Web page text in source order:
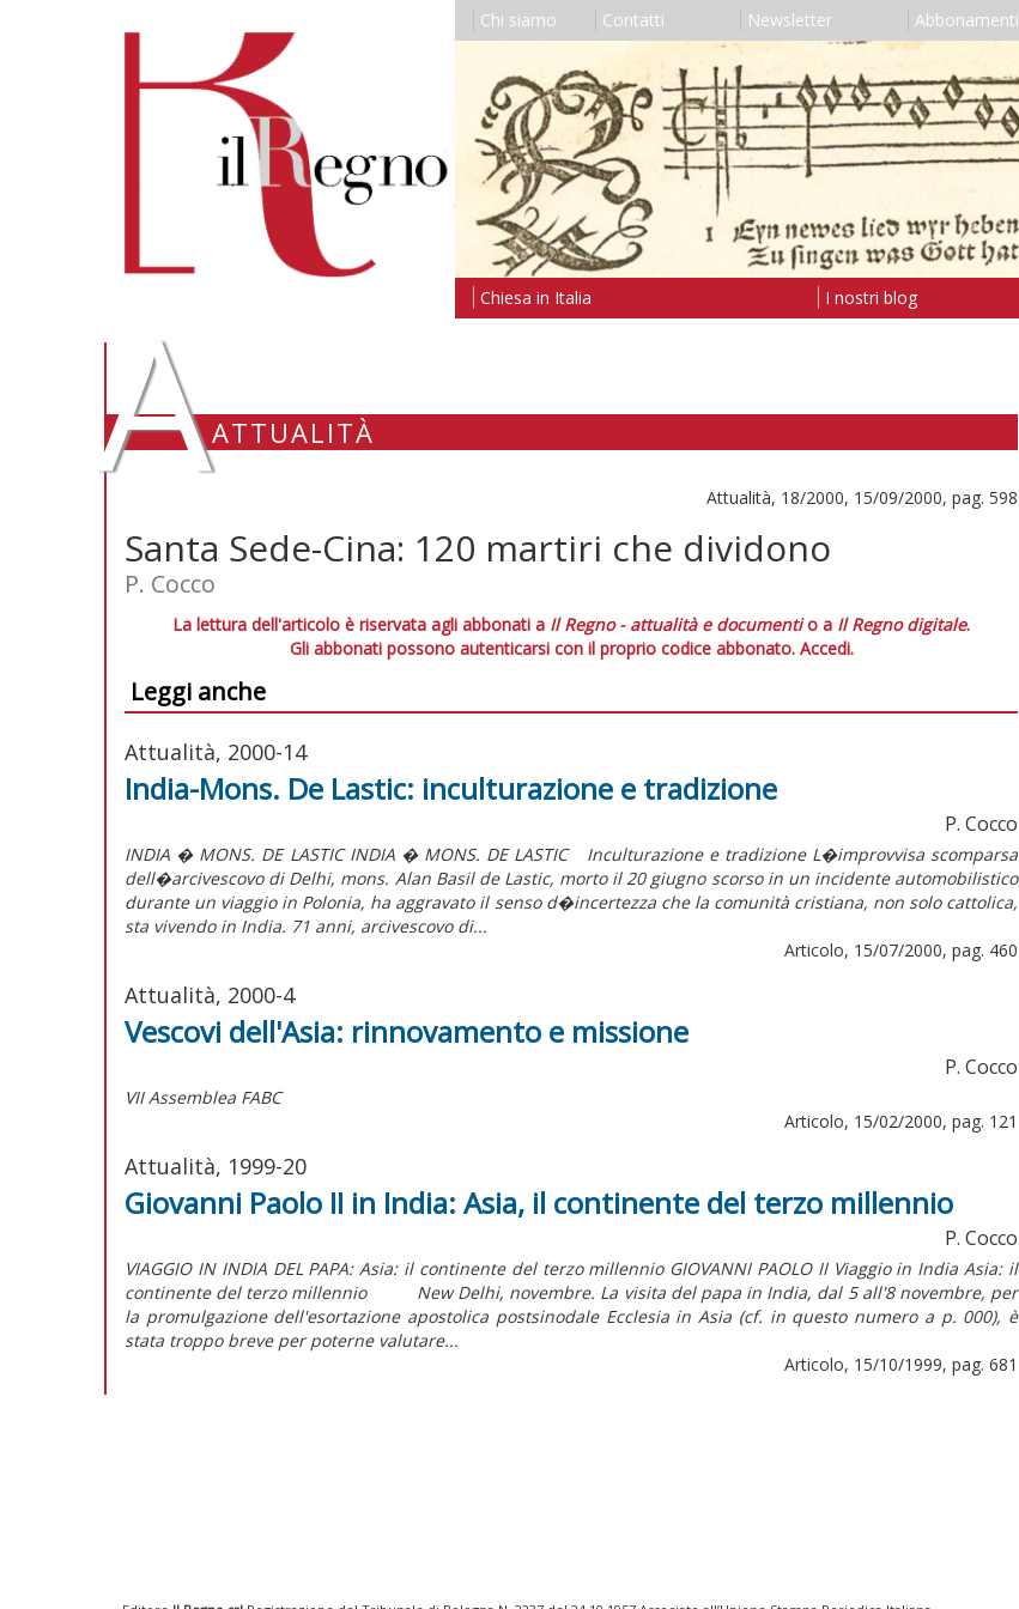
Chi siamo Contatti Newsletter Abbonamenti
Chiesa in Italia I nostri blog
AATTUALITÀ
Attualità, 18/2000, 15/09/2000, pag. 598
Santa Sede-Cina: 120 martiri che dividono
P. Cocco
La lettura dell'articolo è riservata agli abbonati a Il Regno - attualità e documentio a Il Regno digitale.
Gli abbonati possono autenticarsi con il proprio codice abbonato. Accedi.
Leggi anche
Attualità, 2000-14
India-Mons. De Lastic: inculturazione e tradizione
P. Cocco
INDIA � MONS. DE LASTIC INDIA � MONS. DE LASTIC Inculturazione e tradizione L�improvvisa scomparsa
dell�arcivescovo di Delhi, mons. Alan Basil de Lastic, morto il 20 giugno scorso in un incidente automobilistico
durante un viaggio in Polonia, ha aggravato il senso d�incertezza che la comunità cristiana, non solo cattolica,
sta vivendo in India. 71 anni, arcivescovo di...
Articolo, 15/07/2000, pag. 460
Attualità, 2000-4
Vescovi dell'Asia: rinnovamento e missione
P. Cocco
VII Assemblea FABC
Articolo, 15/02/2000, pag. 121
Attualità, 1999-20
Giovanni Paolo II in India: Asia, il continente del terzo millennio
P. Cocco
VIAGGIO IN INDIA DEL PAPA: Asia: il continente del terzo millennio GIOVANNI PAOLO II Viaggio in India Asia: il
continente del terzo millennio New Delhi, novembre. La visita del papa in India, dal 5 all'8 novembre, per
la promulgazione dell'esortazione apostolica postsinodale Ecclesia in Asia (cf. in questo numero a p. 000), è
stata troppo breve per poterne valutare...
Articolo, 15/10/1999, pag. 681